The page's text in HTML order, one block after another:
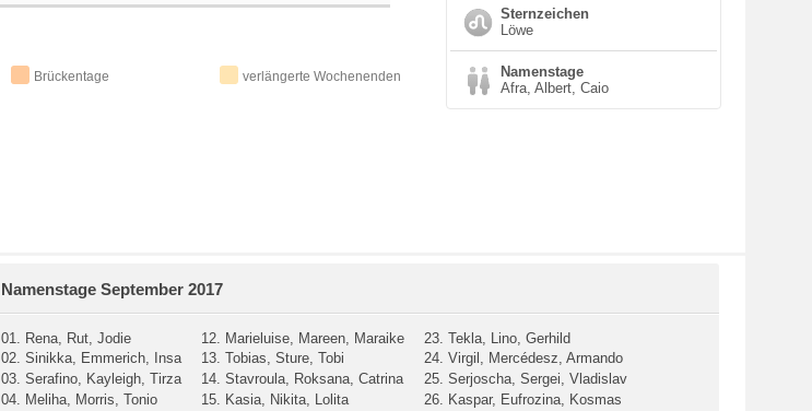
Brückentage verlängerte Wochenenden
Sternzeichen
Löwe
Namenstage
Afra, Albert, Caio
Namenstage September 2017
01. Rena, Rut, Jodie
02. Sinikka, Emmerich, Insa
03. Serafino, Kayleigh, Tirza
04. Meliha, Morris, Tonio
12. Marieluise, Mareen, Maraike
13. Tobias, Sture, Tobi
14. Stavroula, Roksana, Catrina
15. Kasia, Nikita, Lolita
23. Tekla, Lino, Gerhild
24. Virgil, Mercédesz, Armando
25. Serjoscha, Sergei, Vladislav
26. Kaspar, Eufrozina, Kosmas